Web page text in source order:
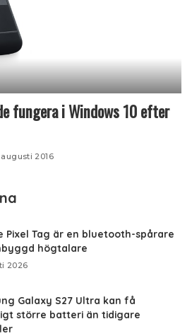
fungera i Windows 10 efter
2016
Pixel Tag är en bluetooth-spårare
högtalare
2026
Galaxy S27 Ultra kan få
större batteri än tidigare